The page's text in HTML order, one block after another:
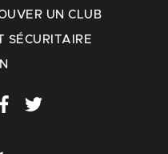
UN CLUB
SÉCURITAIRE